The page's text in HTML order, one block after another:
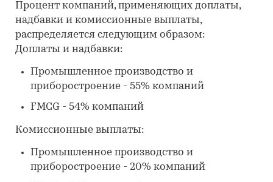
Процент компаний, применяющих доплаты,
надбавки и комиссионные выплаты,
распределяется следующим образом:
Доплаты и надбавки:
Промышленное производство и
приборостроение - 55% компаний
FMCG - 54% компаний
Комиссионные выплаты:
Промышленное производство и
приборостроение - 20% компаний